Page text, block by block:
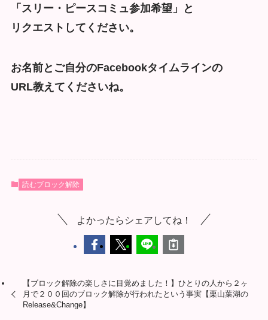
「スリー・ピースコミュ参加希望」と
リクエストしてください。
お名前とご自分のFacebookタイムラインの
URL教えてくださいね。
読むブロック解除
よかったらシェアしてね！
【ブロック解除の楽しさに目覚めました！】ひとりの人から２ヶ
月で２００回のブロック解除が行われたという事実【栗山葉湖の
Release&Change】